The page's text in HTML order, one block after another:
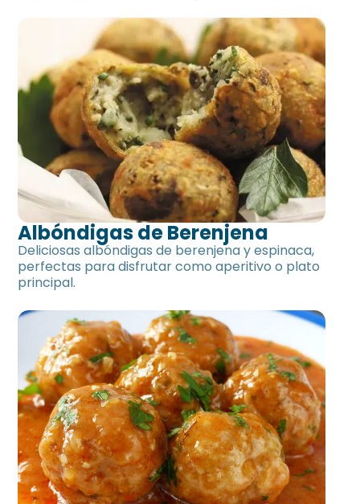
Albóndigas de Berenjena
Deliciosas albóndigas de berenjena y espinaca,
perfectas para disfrutar como aperitivo o plato
principal.